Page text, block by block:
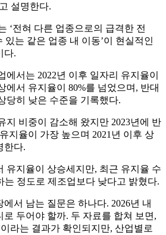
설명한다.
‘전혀 다른 업종으로의 급격한 전
있는 같은 업종 내 이동’이 현실적인
다.
에서는 2022년 이후 일자리 유지율이
에서 유지율이 80%를 넘었으며, 반대
당히 낮은 수준을 기록했다.
지 비중이 감소해 왔지만 2023년에 반
지율이 가장 높으며 2021년 이후 상
한다.
유지율이 상승세지만, 최근 유지율 수
는 정도로 제조업보다 낮다고 밝혔다.
서 남는 질문은 하나다. 2026년 내
두어야 할까. 두 자료를 합쳐 보면,
라는 결과가 확인되지만, 산업별로